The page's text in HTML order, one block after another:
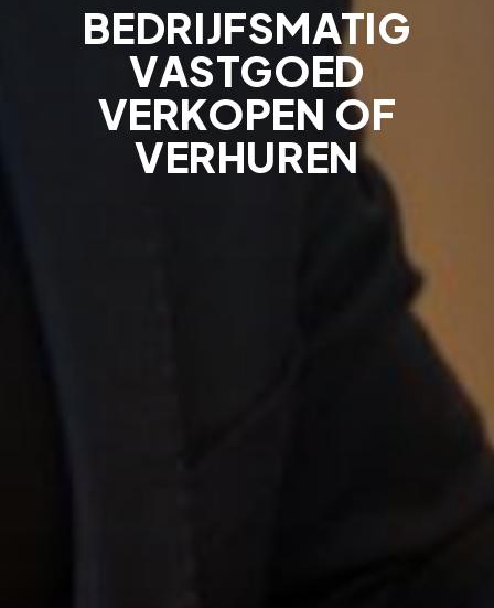
BEDRIJFSMATIG
VASTGOED
VERKOPEN OF
VERHUREN